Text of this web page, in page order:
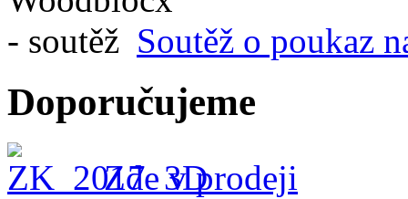
Soutěž o poukaz
Doporučujeme
Zde v prodeji